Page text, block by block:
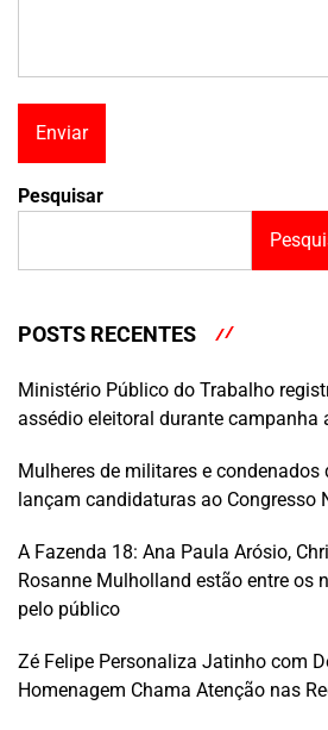
Pesquisar
POSTS RECENTES
Ministério Público do Trabalho
assédio eleitoral durante campanha
Mulheres de militares e condenados
lançam candidaturas ao Congresso
A Fazenda 18: Ana Paula Arósio,
Rosanne Mulholland estão entre os
pelo público
Zé Felipe Personaliza Jatinho com
Homenagem Chama Atenção nas